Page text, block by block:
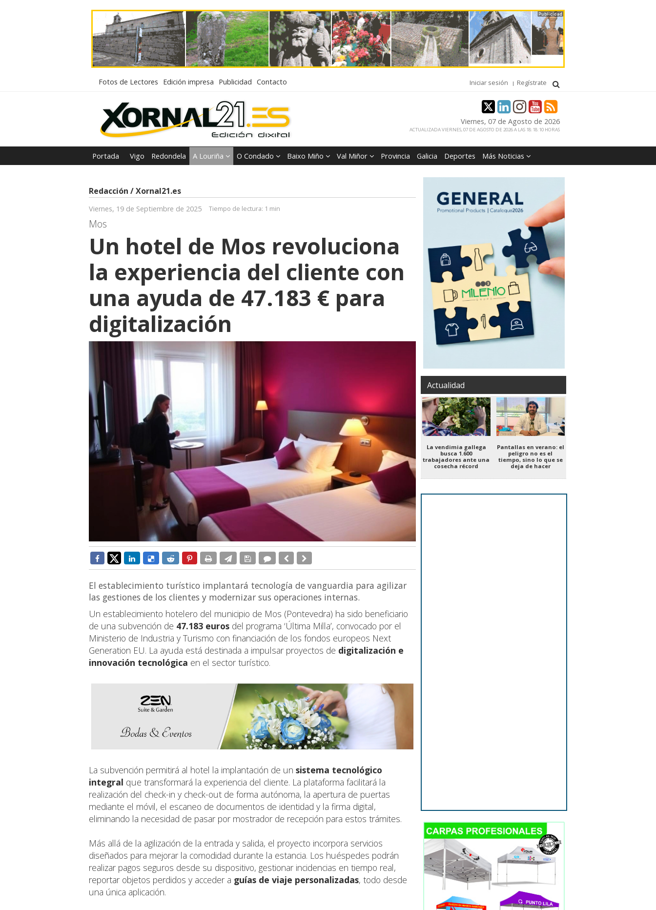
Fotos de Lectores Edición impresa Publicidad Contacto Iniciar sesión Regístrate
Viernes, 07 de Agosto de 2026
ACTUALIZADA VIERNES, 07 DE AGOSTO DE 2026 A LAS 18:18:10 HORAS
Portada Vigo Redondela A Louriña O Condado Baixo Miño Val Miñor Provincia Galicia Deportes Más Noticias
Redacción / Xornal21.es
Viernes, 19 de Septiembre de 2025 Tiempo de lectura: 1 min
Mos
Un hotel de Mos revoluciona
la experiencia del cliente con
una ayuda de 47.183 € para
digitalización
El establecimiento turístico implantará tecnología de vanguardia para agilizar
las gestiones de los clientes y modernizar sus operaciones internas.
Un establecimiento hotelero del municipio de Mos (Pontevedra) ha sido beneficiario
de una subvención de 47.183 euros del programa ‘Última Milla’, convocado por el
Ministerio de Industria y Turismo con financiación de los fondos europeos Next
Generation EU. La ayuda está destinada a impulsar proyectos de digitalización e
innovación tecnológica en el sector turístico.
La subvención permitirá al hotel la implantación de un sistema tecnológico
integral que transformará la experiencia del cliente. La plataforma facilitará la
realización del check-in y check-out de forma autónoma, la apertura de puertas
mediante el móvil, el escaneo de documentos de identidad y la firma digital,
eliminando la necesidad de pasar por mostrador de recepción para estos trámites.
Más allá de la agilización de la entrada y salida, el proyecto incorpora servicios
diseñados para mejorar la comodidad durante la estancia. Los huéspedes podrán
realizar pagos seguros desde su dispositivo, gestionar incidencias en tiempo real,
reportar objetos perdidos y acceder a guías de viaje personalizadas, todo desde
una única aplicación.
Actualidad
La vendimia gallega
busca 1.600
trabajadores ante una
cosecha récord
Pantallas en verano: el
peligro no es el
tiempo, sino lo que se
deja de hacer